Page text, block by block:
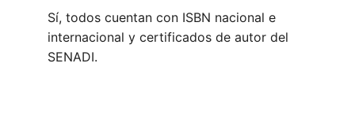
Sí, todos cuentan con ISBN nacional e
internacional y certificados de autor del
SENADI.